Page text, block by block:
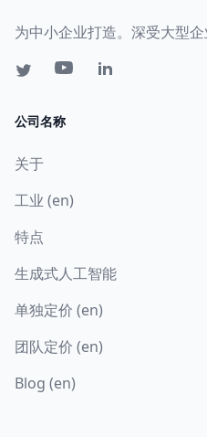
为中小企业打造。深受大型企
公司名称
关于
工业 (en)
特点
生成式人工智能
单独定价 (en)
团队定价 (en)
Blog (en)